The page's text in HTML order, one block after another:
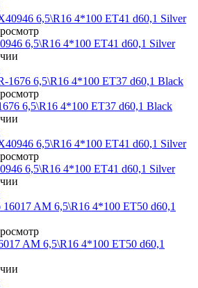
6,5\R16 4*100 ET41 d60,1 Silver
6,5\R16 4*100 ET37 d60,1 Black
6,5\R16 4*100 ET41 d60,1 Silver
AM 6,5\R16 4*100 ET50 d60,1